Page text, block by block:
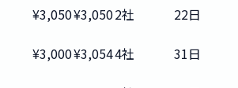
¥3,050¥3,0502社
22日
¥3,000¥3,0544社
31日